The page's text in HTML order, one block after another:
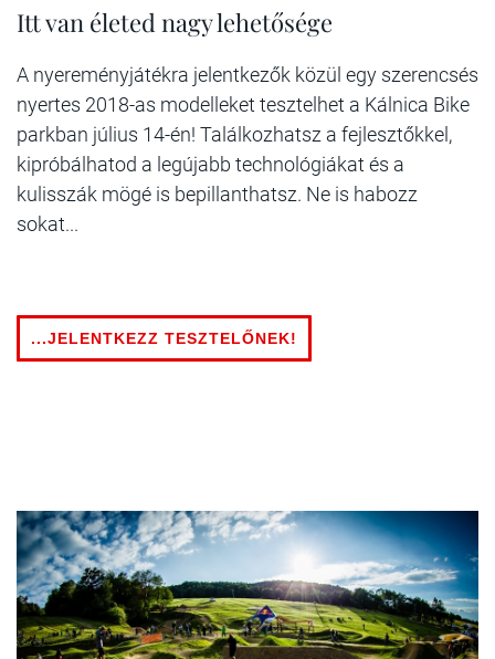
Itt van életed nagy lehetősége
A nyereményjátékra jelentkezők közül egy szerencsés
nyertes 2018-as modelleket tesztelhet a Kálnica Bike
parkban július 14-én! Találkozhatsz a fejlesztőkkel,
kipróbálhatod a legújabb technológiákat és a
kulisszák mögé is bepillanthatsz. Ne is habozz
sokat...
...JELENTKEZZ TESZTELŐNEK!